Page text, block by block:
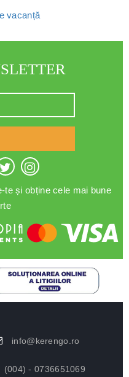
vacanță
te și obține cele mai bune
info@kerengo.ro
(004) - 0736651069